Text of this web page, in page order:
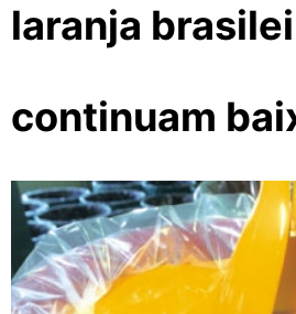
laranja
continuam